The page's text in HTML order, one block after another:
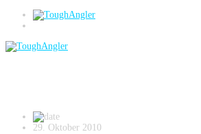
Deutschland
29. Oktober 2010